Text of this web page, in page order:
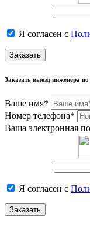
Я согласен с
Заказать
Заказать выезд инженера
Ваше имя*
Номер телефона*
Ваша электронная
Я согласен с
Заказать